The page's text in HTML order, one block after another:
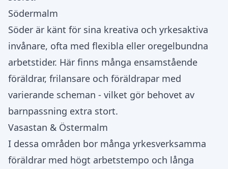
Södermalm
Söder är känt för sina kreativa och yrkesaktiva
invånare, ofta med flexibla eller oregelbundna
arbetstider. Här finns många ensamstående
föräldrar, frilansare och föräldrapar med
varierande scheman - vilket gör behovet av
barnpassning extra stort.
Vasastan & Östermalm
I dessa områden bor många yrkesverksamma
föräldrar med högt arbetstempo och långa